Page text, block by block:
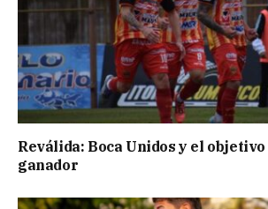
Reválida: Boca Unidos y el
ganador